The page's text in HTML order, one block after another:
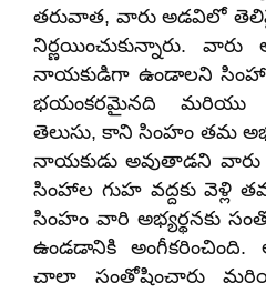
తరువాత, వారు అడవిలో
నిర్ణయించుకున్నారు.
నాయకుడిగా ఉండాలని
భయంకరమైనది మరియు
తెలుసు, కాని సింహం తమ
నాయకుడు అవుతాడని వారు
సింహాల గుహ వద్దకు వెళ్లి
సింహం వారి అభ్యర్థనకు
ఉండడానికి అంగీకరించింది.
చాలా సంతోషించారు